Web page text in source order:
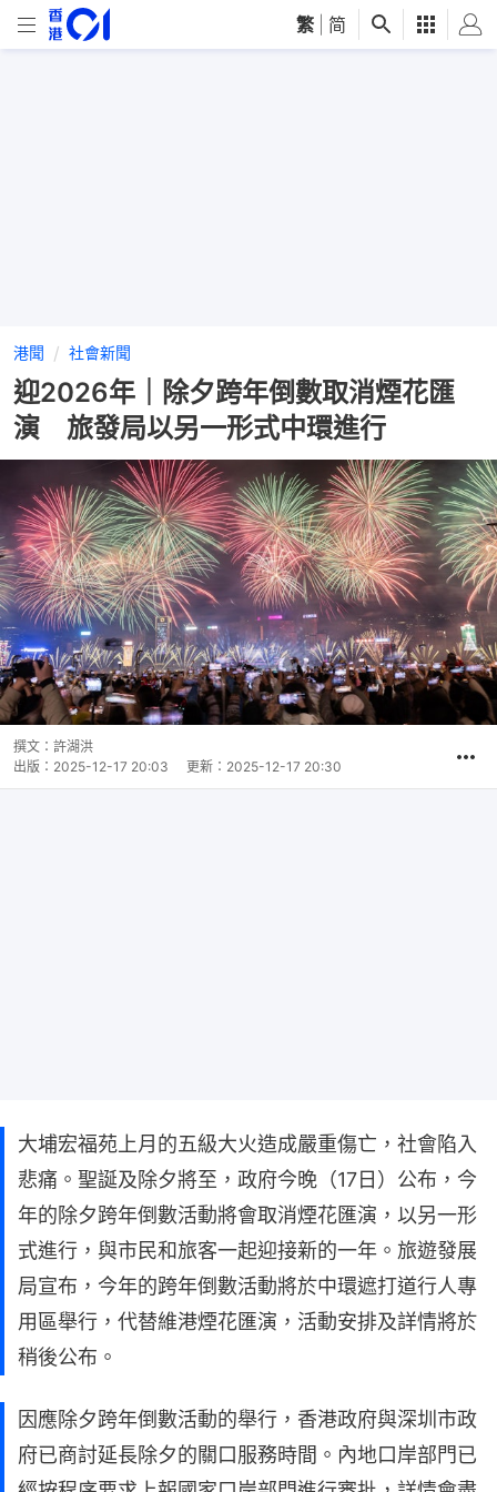
繁 简
港聞 社會新聞
迎2026年｜除夕跨年倒數取消煙花匯
演 旅發局以另一形式中環進行
撰文： 許湖洪
出版： 2025-12-17 20:03 更新： 2025-12-17 20:30
大埔宏福苑上月的五級大火造成嚴重傷亡，社會陷入
悲痛。聖誕及除夕將至，政府今晚（17日）公布，今
年的除夕跨年倒數活動將會取消煙花匯演，以另一形
式進行，與市民和旅客一起迎接新的一年。旅遊發展
局宣布，今年的跨年倒數活動將於中環遮打道行人專
用區舉行，代替維港煙花匯演，活動安排及詳情將於
稍後公布。
因應除夕跨年倒數活動的舉行，香港政府與深圳市政
府已商討延長除夕的關口服務時間。內地口岸部門已